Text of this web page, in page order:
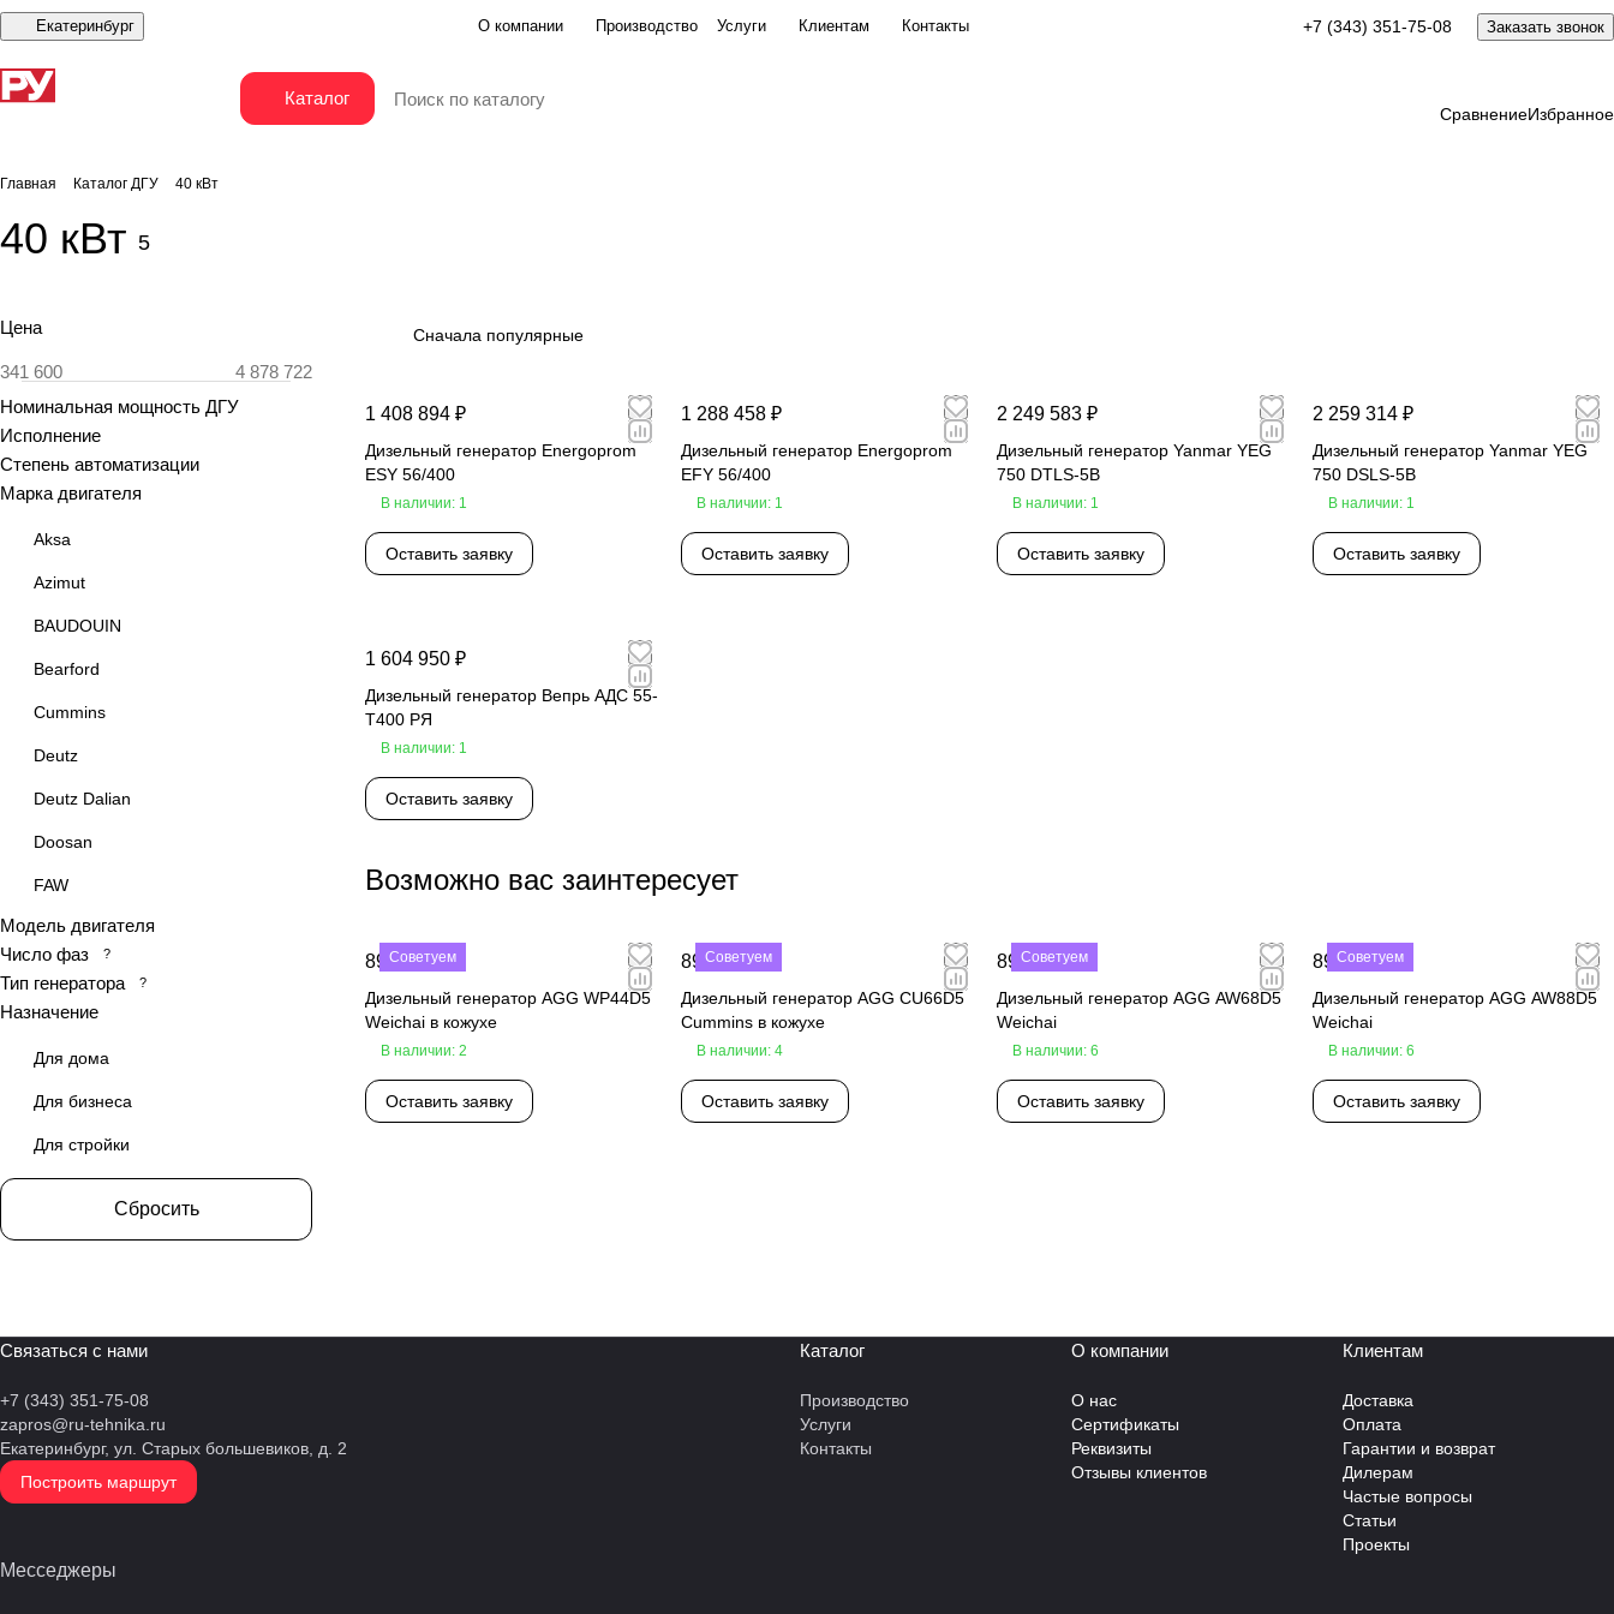
Екатеринбург О компании Производство Услуги Клиентам Контакты +7 (343) 351-75-08 Заказать звонок
Каталог
СравнениеИзбранное
Главная Каталог ДГУ 40 кВт
40 кВт 5
Сначала популярные
1 408 894 ₽
Дизельный генератор Energoprom
ESY 56/400
В наличии: 1
Оставить заявку
1 288 458 ₽
Дизельный генератор Energoprom
EFY 56/400
В наличии: 1
Оставить заявку
2 249 583 ₽
Дизельный генератор Yanmar YEG
750 DTLS-5B
В наличии: 1
Оставить заявку
2 259 314 ₽
Дизельный генератор Yanmar YEG
750 DSLS-5B
В наличии: 1
Оставить заявку
1 604 950 ₽
Дизельный генератор Вепрь АДС 55-
Т400 РЯ
В наличии: 1
Оставить заявку
Возможно вас заинтересует
Советуем
890 000 ₽
Дизельный генератор AGG WP44D5
Weichai в кожухе
В наличии: 2
Оставить заявку
Советуем
890 000 ₽
Дизельный генератор AGG CU66D5
Cummins в кожухе
В наличии: 4
Оставить заявку
Советуем
890 000 ₽
Дизельный генератор AGG AW68D5
Weichai
В наличии: 6
Оставить заявку
Советуем
890 000 ₽
Дизельный генератор AGG AW88D5
Weichai
В наличии: 6
Оставить заявку
Цена
Номинальная мощность ДГУ
Исполнение
Степень автоматизации
Марка двигателя
Aksa
Azimut
BAUDOUIN
Bearford
Cummins
Deutz
Deutz Dalian
Doosan
FAW
FAWDE
Fubag
Greaves Power
INTER
Isuzu
Mitsudiesel
Perkins
Powerlink
Ricardo
TSS
Модель двигателя
Число фаз
?
Тип генератора ?
Назначение
Для дома
Для бизнеса
Для стройки
Сбросить
Связаться с нами
+7 (343) 351-75-08
zapros@ru-tehnika.ru
Екатеринбург, ул. Старых большевиков, д. 2
Построить маршрут
Каталог
Производство
Услуги
Контакты
О компании
О нас
Сертификаты
Реквизиты
Отзывы клиентов
Клиентам
Доставка
Оплата
Гарантии и возврат
Дилерам
Частые вопросы
Статьи
Проекты
Месседжеры